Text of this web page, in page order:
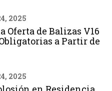
2025
Oferta de Balizas V16
a Partir de
2025